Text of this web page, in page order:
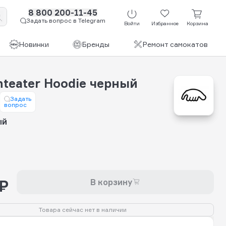
8 800 200-11-45
Задать вопрос в Telegram Войти Избранное Корзина
Новинки Бренды Ремонт самокатов
Hoodie черный
Задать
вопрос
В корзину
Товара сейчас нет в наличии